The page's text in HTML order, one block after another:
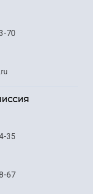
70
35
67